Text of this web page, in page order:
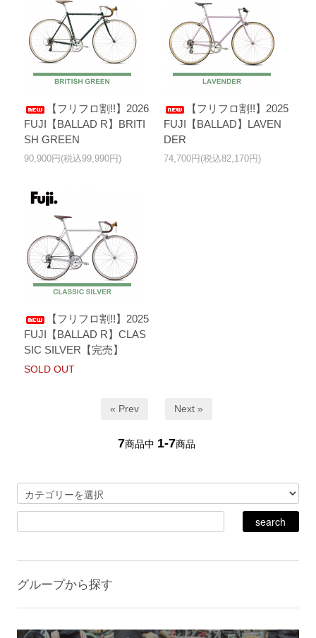
【フリフロ割!!】2026
FUJI【BALLAD R】BRITI
SH GREEN
90,900円(税込99,990円)
【フリフロ割!!】2025
FUJI【BALLAD】LAVEN
DER
74,700円(税込82,170円)
【フリフロ割!!】2025
FUJI【BALLAD R】CLAS
SIC SILVER【完売】
SOLD OUT
« Prev Next »
7商品中 1-7商品
グループから探す